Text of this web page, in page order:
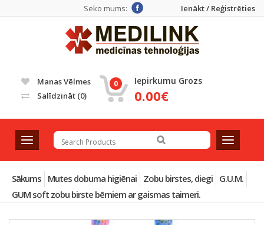
Ienākt / Reģistrēties
Seko mums:
Manas Vēlmes
Salīdzināt (0)
0 Iepirkumu Grozs
0.00€
T
o
g
g
e
T
o
g
g
e
Sākums Mutes dobuma higiēnai Zobu birstes, diegi G.U.M.
GUM soft zobu birste bērniem ar gaismas taimeri.